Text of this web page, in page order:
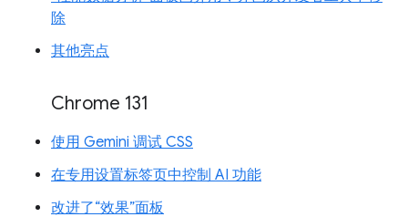
除
其他亮点
Chrome 131
使用 Gemini 调试 CSS
在专用设置标签页中控制 AI 功能
改进了“效果”面板